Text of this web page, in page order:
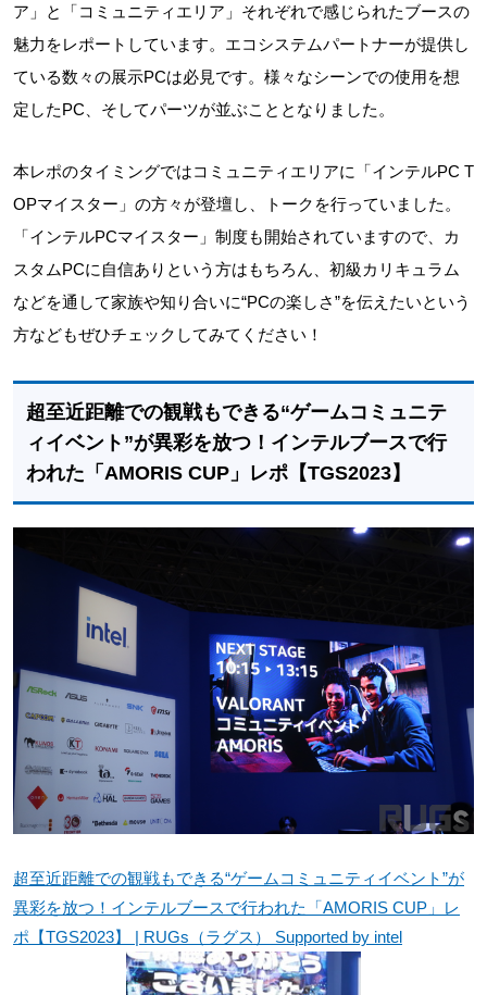
ア」と「コミュニティエリア」それぞれで感じられたブースの
魅力をレポートしています。エコシステムパートナーが提供し
ている数々の展示PCは必見です。様々なシーンでの使用を想
定したPC、そしてパーツが並ぶこととなりました。
本レポのタイミングではコミュニティエリアに「インテルPC T
OPマイスター」の方々が登壇し、トークを行っていました。
「インテルPCマイスター」制度も開始されていますので、カ
スタムPCに自信ありという方はもちろん、初級カリキュラム
などを通して家族や知り合いに“PCの楽しさ”を伝えたいという
方などもぜひチェックしてみてください！
超至近距離での観戦もできる“ゲームコミュニテ
ィイベント”が異彩を放つ！インテルブースで行
われた「AMORIS CUP」レポ【TGS2023】
超至近距離での観戦もできる“ゲームコミュニティイベント”が
異彩を放つ！インテルブースで行われた「AMORIS CUP」レ
ポ【TGS2023】 | RUGs（ラグス） Supported by intel